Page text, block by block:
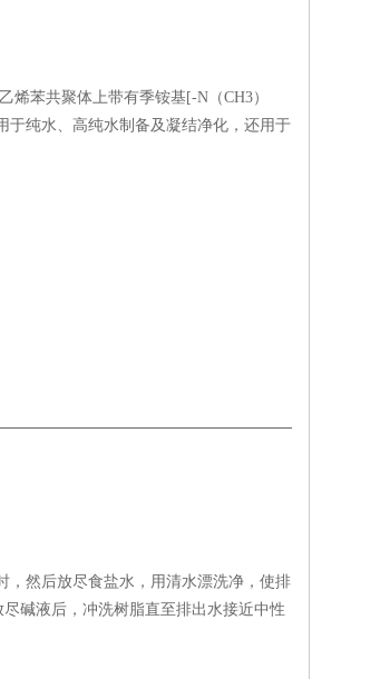
烯苯共聚体上带有季铵基[-N（CH3）
于纯水、高纯水制备及凝结净化，还用于
然后放尽食盐水，用清水漂洗净，使排
碱液后，冲洗树脂直至排出水接近中性